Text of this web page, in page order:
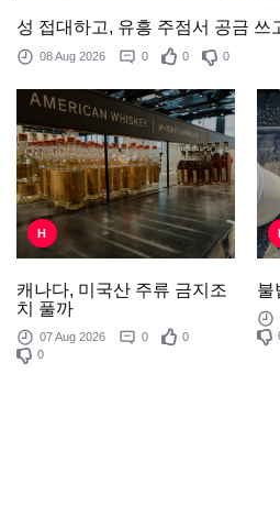
성 접대하고, 유흥 주점서 공금 쓰
08 Aug 2026 0 0 0
H
캐나다, 미국산 주류 금지조
치 풀까
07 Aug 2026 0
0
0
불